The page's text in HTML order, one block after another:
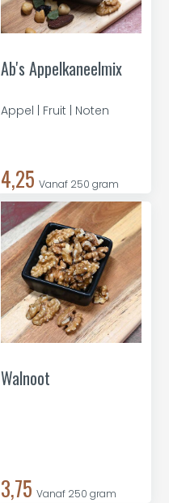
Ab's Appelkaneelmix
Appel | Fruit | Noten
4,25 Vanaf 250 gram
Walnoot
3,75 Vanaf 250 gram